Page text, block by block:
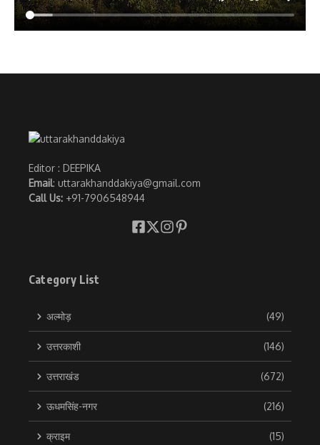
Editor : DEEPIKA
Email: uttarakhanddakiya@gmail.com
Call Us: +91-7906548944
Category List
अल्मोड़ (49)
उत्तरकाशी (146)
उत्तराखंड (672)
ऊधमसिंह-नगर (216)
क्राइम (15)